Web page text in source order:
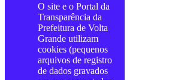
O site e o Portal da
Transparência da
Prefeitura de Volta
Grande utilizam
cookies (pequenos
arquivos de registro
de dados gravados